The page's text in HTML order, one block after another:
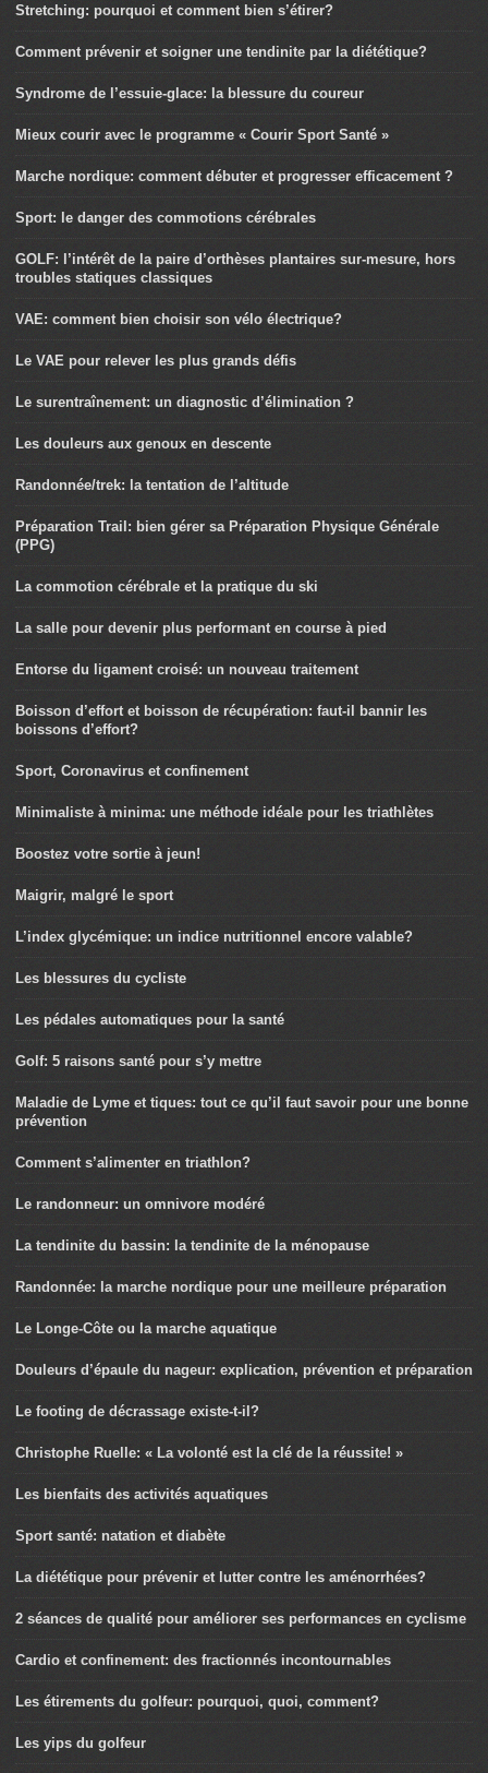
Stretching: pourquoi et comment bien s’étirer?
Comment prévenir et soigner une tendinite par la diététique?
Syndrome de l’essuie-glace: la blessure du coureur
Mieux courir avec le programme « Courir Sport Santé »
Marche nordique: comment débuter et progresser efficacement ?
Sport: le danger des commotions cérébrales
GOLF: l’intérêt de la paire d’orthèses plantaires sur-mesure, hors
troubles statiques classiques
VAE: comment bien choisir son vélo électrique?
Le VAE pour relever les plus grands défis
Le surentraînement: un diagnostic d’élimination ?
Les douleurs aux genoux en descente
Randonnée/trek: la tentation de l’altitude
Préparation Trail: bien gérer sa Préparation Physique Générale
(PPG)
La commotion cérébrale et la pratique du ski
La salle pour devenir plus performant en course à pied
Entorse du ligament croisé: un nouveau traitement
Boisson d’effort et boisson de récupération: faut-il bannir les
boissons d’effort?
Sport, Coronavirus et confinement
Minimaliste à minima: une méthode idéale pour les triathlètes
Boostez votre sortie à jeun!
Maigrir, malgré le sport
L’index glycémique: un indice nutritionnel encore valable?
Les blessures du cycliste
Les pédales automatiques pour la santé
Golf: 5 raisons santé pour s’y mettre
Maladie de Lyme et tiques: tout ce qu’il faut savoir pour une bonne
prévention
Comment s’alimenter en triathlon?
Le randonneur: un omnivore modéré
La tendinite du bassin: la tendinite de la ménopause
Randonnée: la marche nordique pour une meilleure préparation
Le Longe-Côte ou la marche aquatique
Douleurs d’épaule du nageur: explication, prévention et préparation
Le footing de décrassage existe-t-il?
Christophe Ruelle: « La volonté est la clé de la réussite! »
Les bienfaits des activités aquatiques
Sport santé: natation et diabète
La diététique pour prévenir et lutter contre les aménorrhées?
2 séances de qualité pour améliorer ses performances en cyclisme
Cardio et confinement: des fractionnés incontournables
Les étirements du golfeur: pourquoi, quoi, comment?
Les yips du golfeur